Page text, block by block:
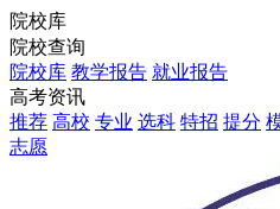
院校库
院校查询
院校库 教学报告 就业报告
高考资讯
推荐 高校 专业 选科 特招 提分
志愿